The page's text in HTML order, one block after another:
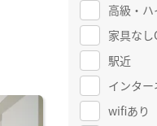
高級・
家具なし
駅近
インタ
wifiあり